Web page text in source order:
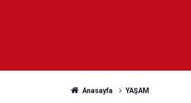
Anasayfa YAŞAM